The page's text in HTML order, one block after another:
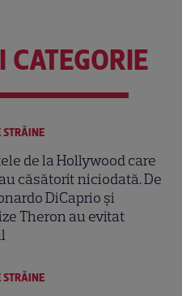
CATEGORIE
STRĂINE
de la Hollywood care
căsătorit niciodată. De
DiCaprio și
Theron au evitat
STRĂINE